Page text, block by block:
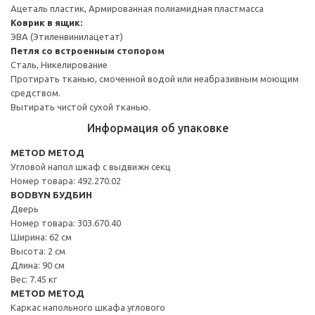
Ацеталь пластик, Армированная полиамидная пластмасса
Коврик в ящик:
ЭВА (Этиленвинилацетат)
Петля со встроенным стопором
Сталь, Никелирование
Протирать тканью, смоченной водой или неабразивным моющим
средством.
Вытирать чистой сухой тканью.
Информация об упаковке
METOD МЕТОД
Угловой напол шкаф с выдвижн секц
Номер товара: 492.270.02
BODBYN БУДБИН
Дверь
Номер товара: 303.670.40
Ширина: 62 см
Высота: 2 см
Длина: 90 см
Вес: 7.45 кг
METOD МЕТОД
Каркас напольного шкафа углового